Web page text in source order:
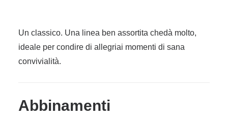
Un classico. Una linea ben assortita chedà molto,
ideale per condire di allegriai momenti di sana
convivialità.
Abbinamenti